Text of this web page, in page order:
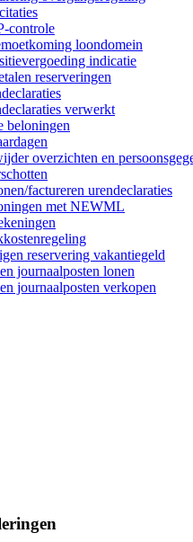
controle
loondomein
indicatie
reserveringen
verwerkt
beloningen
overzichten en
factureren urendeclaraties
met NEWML
reservering vakantiegeld
journaalposten lonen
journaalposten verkopen